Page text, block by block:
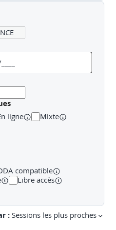
ligne
Mixte
compatible
Libre accès
: Sessions les plus proches